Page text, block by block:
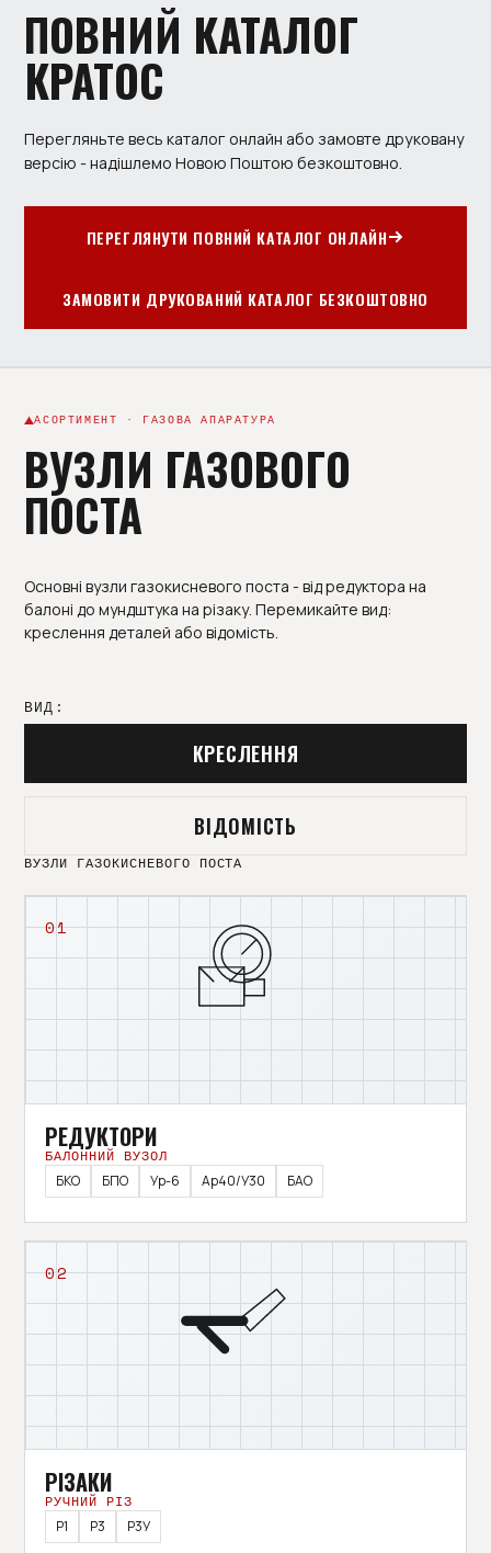
ПОВНИЙ КАТАЛОГ
КРАТОС
Перегляньте весь каталог онлайн або замовте друковану
версію - надішлемо Новою Поштою безкоштовно.
ПЕРЕГЛЯНУТИ ПОВНИЙ КАТАЛОГ ОНЛАЙН
ЗАМОВИТИ ДРУКОВАНИЙ КАТАЛОГ БЕЗКОШТОВНО
АСОРТИМЕНТ · ГАЗОВА АПАРАТУРА
ВУЗЛИ ГАЗОВОГО
ПОСТА
Основні вузли газокисневого поста - від редуктора на
балоні до мундштука на різаку. Перемикайте вид:
креслення деталей або відомість.
ВИД:
КРЕСЛЕННЯ
ВІДОМІСТЬ
ВУЗЛИ ГАЗОКИСНЕВОГО ПОСТА
01
РЕДУКТОРИ
БАЛОННИЙ ВУЗОЛ
БКО
БПО Ур-6 Ар40/У30 БАО
02
РІЗАКИ
РУЧНИЙ РІЗ
Р1
Р3 Р3У